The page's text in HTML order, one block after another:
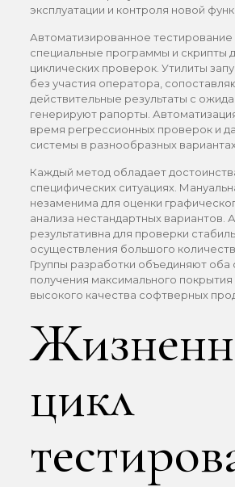
эксплуатации и контроля новой
Автоматизированное тестирование
специальные программы и скрипты
циклических проверок. Утилиты
без участия оператора,
действительные результаты с
генерируют рапорты.
время регрессионных проверок и
системы в разнообразных
Каждый метод обладает
специфических ситуациях.
незаменима для оценки
анализа нестандартных вариантов.
результативна для проверки
осуществления большого
Группы разработки объединяют оба
получения максимального
высокого качества софтверных
цикл